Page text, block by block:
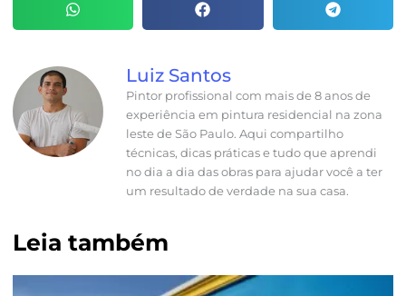
Luiz Santos
Pintor profissional com mais de 8 anos de
experiência em pintura residencial na zona
leste de São Paulo. Aqui compartilho
técnicas, dicas práticas e tudo que aprendi
no dia a dia das obras para ajudar você a ter
um resultado de verdade na sua casa.
Leia também